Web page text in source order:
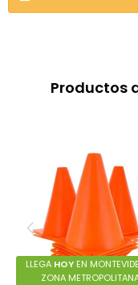
Productos
LLEGA HOYEN
ZONA